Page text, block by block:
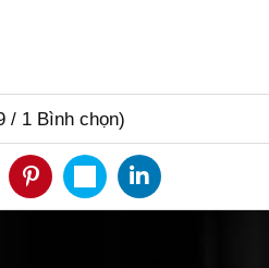
/ 1 Bình chọn)